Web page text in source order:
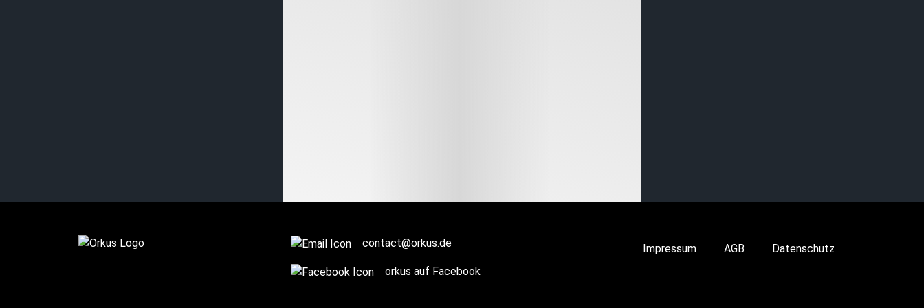
contact@orkus.de
orkus auf Facebook
Impressum AGB Datenschutz